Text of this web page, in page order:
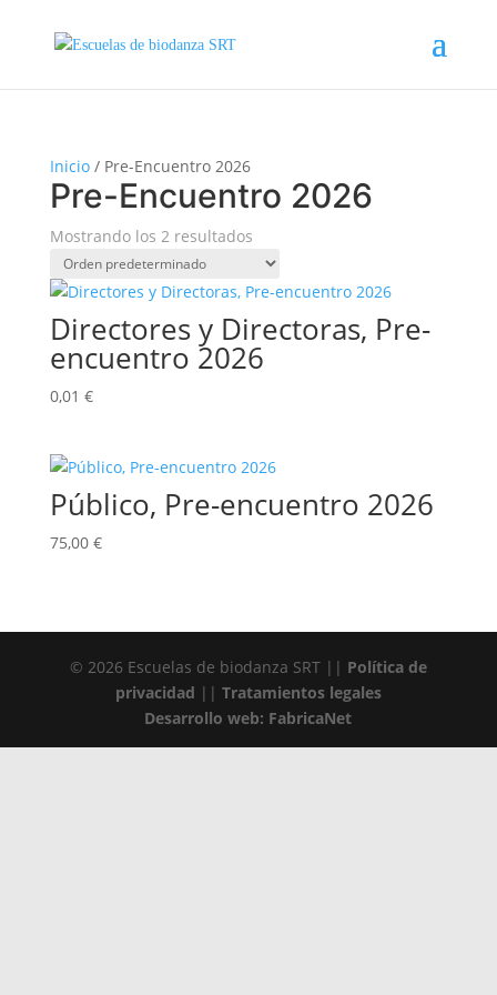
Inicio/ Pre-Encuentro 2026
Pre-Encuentro 2026
Mostrando los 2 resultados
Directores y Directoras, Pre-
encuentro 2026
0,01 €
Público, Pre-encuentro 2026
75,00 €
© 2026 Escuelas de biodanza SRT || Política de
privacidad || Tratamientos legales
Desarrollo web: FabricaNet